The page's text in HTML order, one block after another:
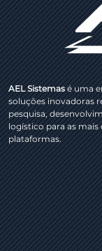
AEL Sistemasé uma
soluções inovadoras
pesquisa,
logístico para as mais
plataformas.